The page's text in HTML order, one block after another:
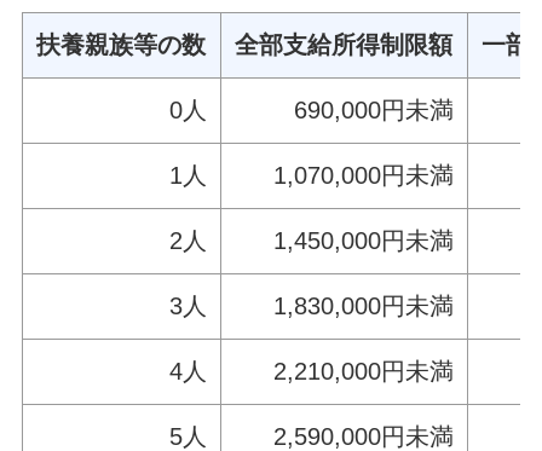
扶養親族等の数 全部支給所得制限額 一部
0人 690,000円未満
1人 1,070,000円未満
2人 1,450,000円未満
3人 1,830,000円未満
4人 2,210,000円未満
5人 2,590,000円未満